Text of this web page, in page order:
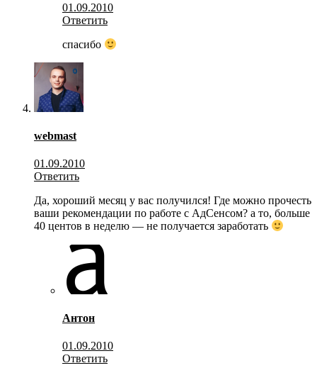
01.09.2010
Ответить
спасибо
webmast
01.09.2010
Ответить
Да, хороший месяц у вас получился! Где можно прочесть
ваши рекомендации по работе с АдСенсом? а то, больше
40 центов в неделю — не получается заработать
Антон
01.09.2010
Ответить